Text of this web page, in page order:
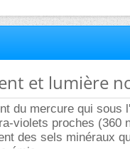
et lumière
du mercure qui sous
violets proches (360
des sels minéraux